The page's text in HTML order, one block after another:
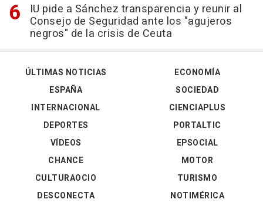
IU pide a Sánchez transparencia y reunir al
Consejo de Seguridad ante los "agujeros
negros" de la crisis de Ceuta
ÚLTIMAS NOTICIAS
ESPAÑA
INTERNACIONAL
DEPORTES
VÍDEOS
ECONOMÍA
SOCIEDAD
CIENCIAPLUS
PORTALTIC
EPSOCIAL
CHANCE
CULTURAOCIO
DESCONECTA
MOTOR
TURISMO
NOTIMÉRICA